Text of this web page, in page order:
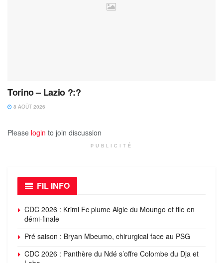
Torino – Lazio ?:?
8 AOÛT 2026
Please login to join discussion
PUBLICITÉ
FIL INFO
CDC 2026 : Krimi Fc plume Aigle du Moungo et file en
démi-finale
Pré saison : Bryan Mbeumo, chirurgical face au PSG
CDC 2026 : Panthère du Ndé s’offre Colombe du Dja et